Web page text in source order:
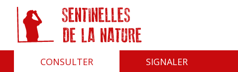
CONSULTER SIGNALER
Panneau de gestion des cookies